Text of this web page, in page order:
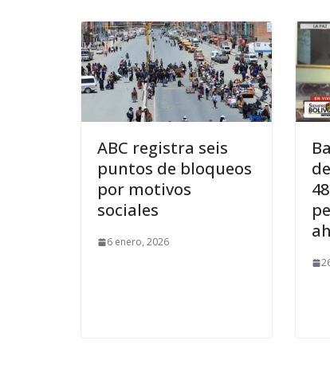
ABC registra seis
puntos de bloqueos
por motivos
sociales
6 enero, 2026